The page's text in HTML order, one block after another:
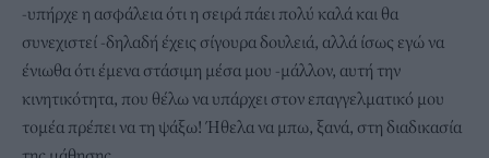
-υπήρχε η ασφάλεια ότι η σειρά πάει πολύ καλά και θα
συνεχιστεί -δηλαδή έχεις σίγουρα δουλειά, αλλά ίσως εγώ να
ένιωθα ότι έμενα στάσιμη μέσα μου -μάλλον, αυτή την
κινητικότητα, που θέλω να υπάρχει στον επαγγελματικό μου
τομέα πρέπει να τη ψάξω! Ήθελα να μπω, ξανά, στη διαδικασία